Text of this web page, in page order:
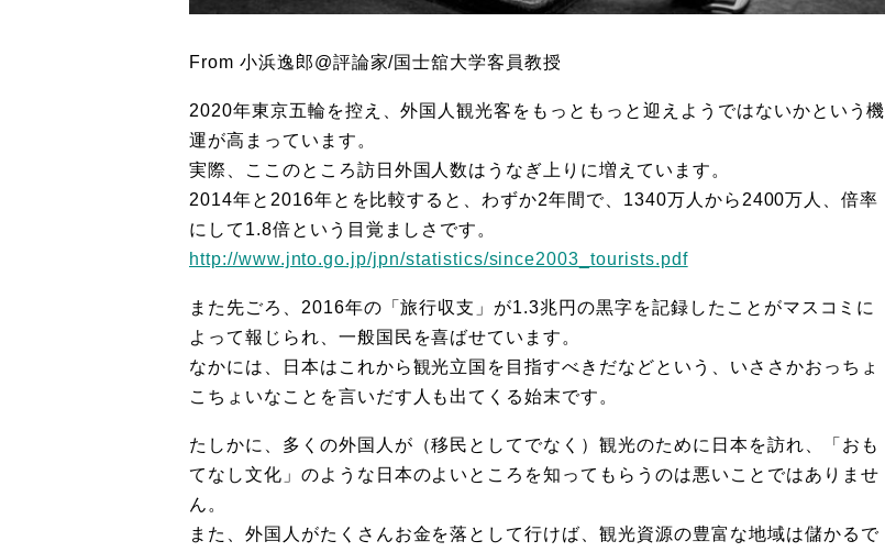
From 小浜逸郎@評論家/国士舘大学客員教授
2020年東京五輪を控え、外国人観光客をもっともっと迎えようではないかという機
運が高まっています。
実際、ここのところ訪日外国人数はうなぎ上りに増えています。
2014年と2016年とを比較すると、わずか2年間で、1340万人から2400万人、倍率
にして1.8倍という目覚ましさです。
http://www.jnto.go.jp/jpn/statistics/since2003_tourists.pdf
また先ごろ、2016年の「旅行収支」が1.3兆円の黒字を記録したことがマスコミに
よって報じられ、一般国民を喜ばせています。
なかには、日本はこれから観光立国を目指すべきだなどという、いささかおっちょ
こちょいなことを言いだす人も出てくる始末です。
たしかに、多くの外国人が（移民としてでなく）観光のために日本を訪れ、「おも
てなし文化」のような日本のよいところを知ってもらうのは悪いことではありませ
ん。
また、外国人がたくさんお金を落として行けば、観光資源の豊富な地域は儲かるで